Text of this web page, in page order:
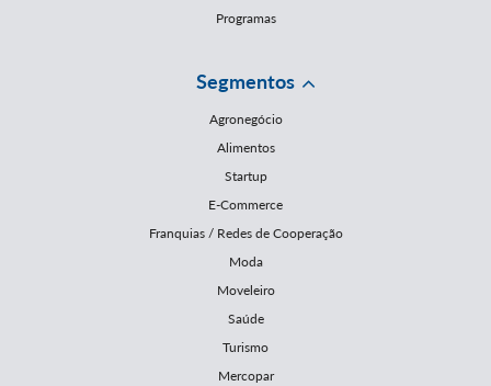
Programas
Segmentos
Agronegócio
Alimentos
Startup
E-Commerce
Franquias / Redes de Cooperação
Moda
Moveleiro
Saúde
Turismo
Mercopar